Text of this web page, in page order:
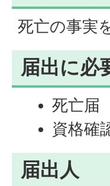
死亡の事実
届出に必
死亡届
資格確
届出人